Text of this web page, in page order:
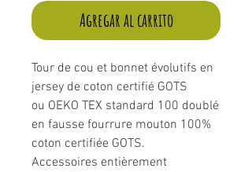
Agregar al carrito
Tour de cou et bonnet évolutifs en
jersey de coton certifié GOTS
ou OEKO TEX standard 100 doublé
en fausse fourrure mouton 100%
coton certifiée GOTS.
Accessoires entièrement